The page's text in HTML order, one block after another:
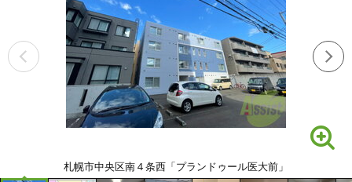
札幌市中央区南４条西「プランドゥール医大前」